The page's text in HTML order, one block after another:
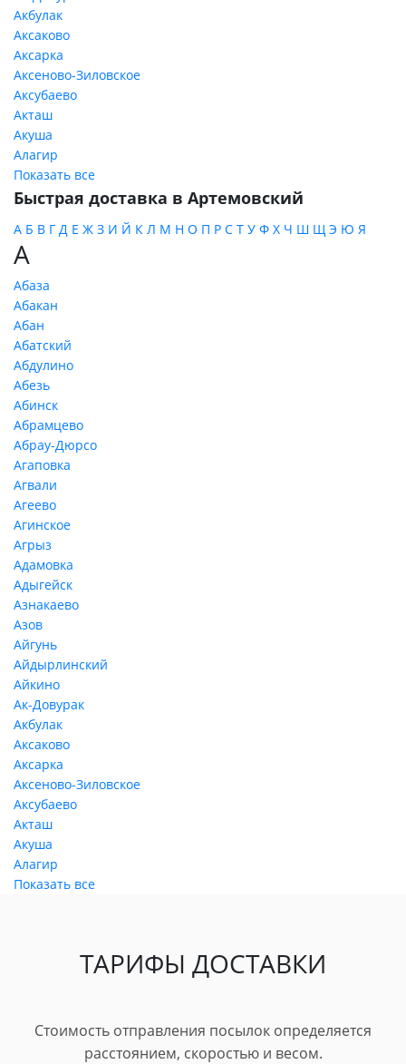
Акбулак
Аксаково
Аксарка
Аксеново-Зиловское
Аксубаево
Акташ
Акуша
Алагир
Показать все
Быстрая доставка в Артемовский
А Б В Г Д Е Ж З И Й К Л М Н О П Р С Т У Ф Х Ч Ш Щ Э Ю Я
А
Абаза
Абакан
Абан
Абатский
Абдулино
Абезь
Абинск
Абрамцево
Абрау-Дюрсо
Агаповка
Агвали
Агеево
Агинское
Агрыз
Адамовка
Адыгейск
Азнакаево
Азов
Айгунь
Айдырлинский
Айкино
Ак-Довурак
Акбулак
Аксаково
Аксарка
Аксеново-Зиловское
Аксубаево
Акташ
Акуша
Алагир
Показать все
ТАРИФЫ ДОСТАВКИ
Стоимость отправления посылок определяется
расстоянием, скоростью и весом.